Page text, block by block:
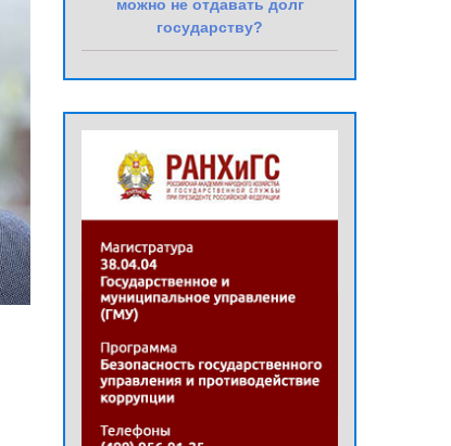
можно не отдавать долг
государству?